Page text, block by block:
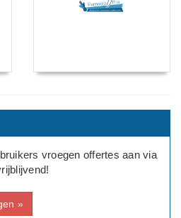
vroegen offertes aan via
»